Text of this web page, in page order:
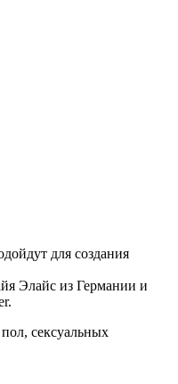
для создания
Элайс из Германии и
сексуальных